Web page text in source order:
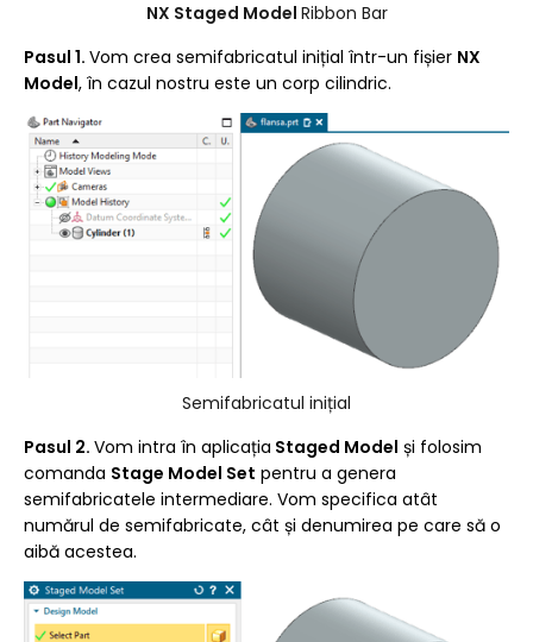
NX Staged Model Ribbon Bar
Pasul 1. Vom crea semifabricatul inițial într-un fișier NX
Model, în cazul nostru este un corp cilindric.
Semifabricatul inițial
Pasul 2. Vom intra în aplicația Staged Model și folosim
comanda Stage Model Set pentru a genera
semifabricatele intermediare. Vom specifica atât
numărul de semifabricate, cât și denumirea pe care să o
aibă acestea.